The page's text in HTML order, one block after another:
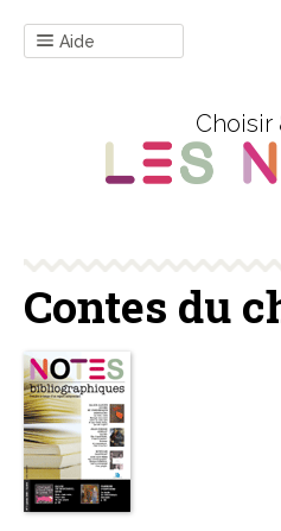
Aide
Choisir
Contes du